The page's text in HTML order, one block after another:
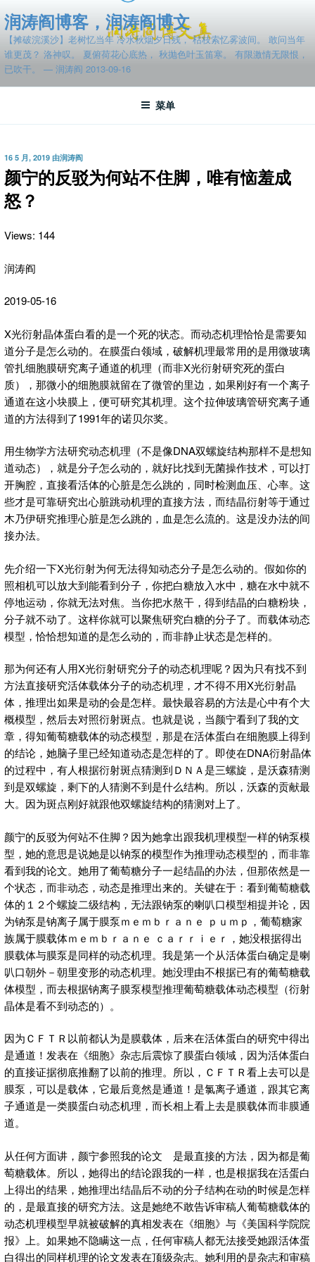
至
容
润涛阎博客，润涛阎博文
【摊破浣溪沙】老树忆当年 冷水秋烟夕日残， 枯枝索忆雾波间。 敢问当年
谁更茂？ 洛神叹。 夏俯荷花心底热， 秋抛色叶玉笛寒。 有限激情无限恨，
已吹干。 — 润涛阎 2013-09-16
菜单
发
布
于
16 5 月, 2019 由润涛阎
颜宁的反驳为何站不住脚，唯有恼羞成
怒？
Views: 144
润涛阎
2019-05-16
X光衍射晶体蛋白看的是一个死的状态。而动态机理恰恰是需要知
道分子是怎么动的。在膜蛋白领域，破解机理最常用的是用微玻璃
管扎细胞膜研究离子通道的机理（而非X光衍射研究死的蛋白
质），那微小的细胞膜就留在了微管的里边，如果刚好有一个离子
通道在这小块膜上，便可研究其机理。这个拉伸玻璃管研究离子通
道的方法得到了1991年的诺贝尔奖。
用生物学方法研究动态机理（不是像DNA双螺旋结构那样不是想知
道动态），就是分子怎么动的，就好比找到无菌操作技术，可以打
开胸腔，直接看活体的心脏是怎么跳的，同时检测血压、心率。这
些才是可靠研究出心脏跳动机理的直接方法，而结晶衍射等于通过
木乃伊研究推理心脏是怎么跳的，血是怎么流的。这是没办法的间
接办法。
先介绍一下X光衍射为何无法得知动态分子是怎么动的。假如你的
照相机可以放大到能看到分子，你把白糖放入水中，糖在水中就不
停地运动，你就无法对焦。当你把水熬干，得到结晶的白糖粉块，
分子就不动了。这样你就可以聚焦研究白糖的分子了。而载体动态
模型，恰恰想知道的是怎么动的，而非静止状态是怎样的。
那为何还有人用X光衍射研究分子的动态机理呢？因为只有找不到
方法直接研究活体载体分子的动态机理，才不得不用X光衍射晶
体，推理出如果是动的会是怎样。最快最容易的方法是心中有个大
概模型，然后去对照衍射斑点。也就是说，当颜宁看到了我的文
章，得知葡萄糖载体的动态模型，那是在活体蛋白在细胞膜上得到
的结论，她脑子里已经知道动态是怎样的了。即使在DNA衍射晶体
的过程中，有人根据衍射斑点猜测到ＤＮＡ是三螺旋，是沃森猜测
到是双螺旋，剩下的人猜测不到是什么结构。所以，沃森的贡献最
大。因为斑点刚好就跟他双螺旋结构的猜测对上了。
颜宁的反驳为何站不住脚？因为她拿出跟我机理模型一样的钠泵模
型，她的意思是说她是以钠泵的模型作为推理动态模型的，而非靠
看到我的论文。她用了葡萄糖分子一起结晶的办法，但那依然是一
个状态，而非动态，动态是推理出来的。关键在于：看到葡萄糖载
体的１２个螺旋二级结构，无法跟钠泵的喇叭口模型相提并论，因
为钠泵是钠离子属于膜泵ｍｅｍｂｒａｎｅ ｐｕｍｐ，葡萄糖家
族属于膜载体ｍｅｍｂｒａｎｅ ｃａｒｒｉｅｒ，她没根据得出
膜载体与膜泵是同样的动态机理。我是第一个从活体蛋白确定是喇
叭口朝外－朝里变形的动态机理。她没理由不根据已有的葡萄糖载
体模型，而去根据钠离子膜泵模型推理葡萄糖载体动态模型（衍射
晶体是看不到动态的）。
因为ＣＦＴＲ以前都认为是膜载体，后来在活体蛋白的研究中得出
是通道！发表在《细胞》杂志后震惊了膜蛋白领域，因为活体蛋白
的直接证据彻底推翻了以前的推理。所以，ＣＦＴＲ看上去可以是
膜泵，可以是载体，它最后竟然是通道！是氯离子通道，跟其它离
子通道是一类膜蛋白动态机理，而长相上看上去是膜载体而非膜通
道。
从任何方面讲，颜宁参照我的论文 是最直接的方法，因为都是葡
萄糖载体。所以，她得出的结论跟我的一样，也是根据我在活蛋白
上得出的结果，她推理出结晶后不动的分子结构在动的时候是怎样
的，是最直接的研究方法。这是她绝不敢告诉审稿人葡萄糖载体的
动态机理模型早就被破解的真相发表在《细胞》与《美国科学院院
报》上。如果她不隐瞒这一点，任何审稿人都无法接受她跟活体蛋
白得出的同样机理的论文发表在顶级杂志。她利用的是杂志和审稿